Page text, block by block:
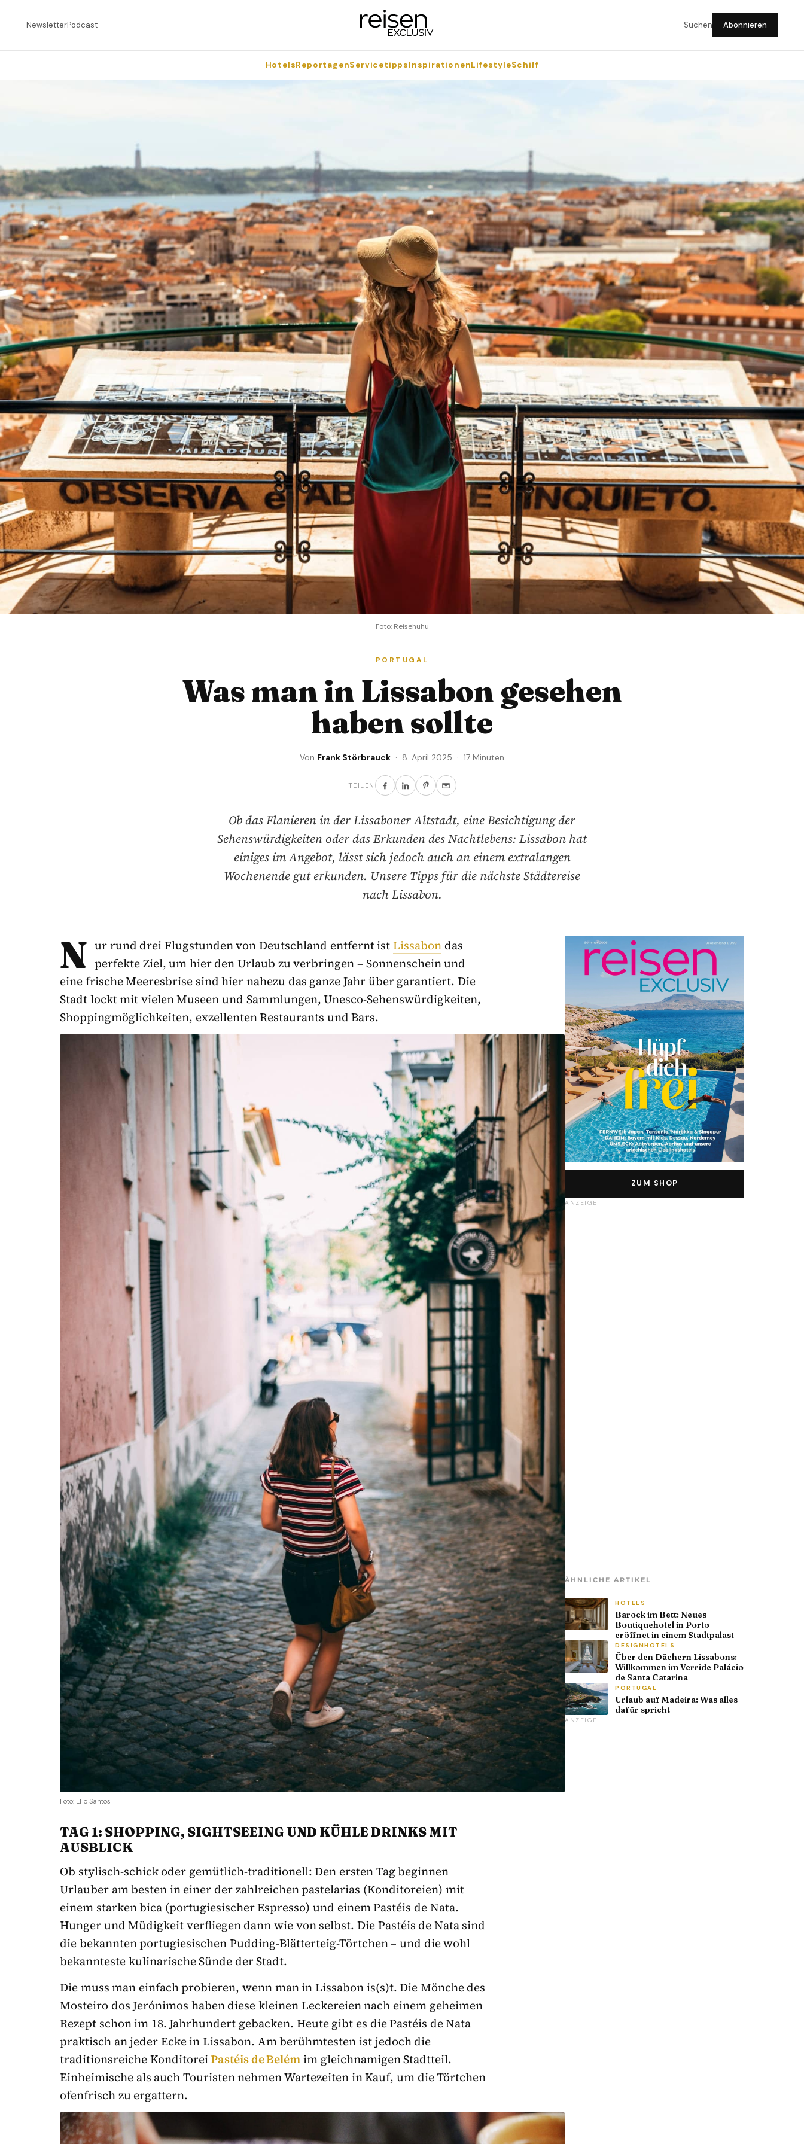
NewsletterPodcast Suchen Abonnieren
HotelsReportagenServicetippsInspirationenLifestyleSchiff
Foto: Reisehuhu
PORTUGAL
Was man in Lissabon gesehen
haben sollte
Von Frank Störbrauck · 8. April 2025 · 17 Minuten
TEILEN
Ob das Flanieren in der Lissaboner Altstadt, eine Besichtigung der
Sehenswürdigkeiten oder das Erkunden des Nachtlebens: Lissabon hat
einiges im Angebot, lässt sich jedoch auch an einem extralangen
Wochenende gut erkunden. Unsere Tipps für die nächste Städtereise
nach Lissabon.
N ur rund drei Flugstunden von Deutschland entfernt istLissabondas
perfekte Ziel, um hier den Urlaub zu verbringen – Sonnenschein und
eine frische Meeresbrise sind hier nahezu das ganze Jahr über garantiert. Die
Stadt lockt mit vielen Museen und Sammlungen, Unesco-Sehenswürdigkeiten,
Shoppingmöglichkeiten, exzellenten Restaurants und Bars.
Foto: Elio Santos
TAG 1: SHOPPING, SIGHTSEEING UND KÜHLE DRINKS MIT
AUSBLICK
Ob stylisch-schick oder gemütlich-traditionell: Den ersten Tag beginnen
Urlauber am besten in einer der zahlreichen pastelarias (Konditoreien) mit
einem starken bica (portugiesischer Espresso) und einem Pastéis de Nata.
Hunger und Müdigkeit verfliegen dann wie von selbst. Die Pastéis de Nata sind
die bekannten portugiesischen Pudding-Blätterteig-Törtchen – und die wohl
bekannteste kulinarische Sünde der Stadt.
Die muss man einfach probieren, wenn man in Lissabon is(s)t. Die Mönche des
Mosteiro dos Jerónimos haben diese kleinen Leckereien nach einem geheimen
Rezept schon im 18. Jahrhundert gebacken. Heute gibt es die Pastéis de Nata
praktisch an jeder Ecke in Lissabon. Am berühmtesten ist jedoch die
traditionsreiche KonditoreiPastéis de Belémim gleichnamigen Stadtteil.
Einheimische als auch Touristen nehmen Wartezeiten in Kauf, um die Törtchen
ofenfrisch zu ergattern.
ZUM SHOP
ANZEIGE
ÄHNLICHE ARTIKEL
HOTELS
Barock im Bett: Neues
Boutiquehotel in Porto
eröffnet in einem Stadtpalast
DESIGNHOTELS
Über den Dächern Lissabons:
Willkommen im Verride Palácio
de Santa Catarina
PORTUGAL
Urlaub auf Madeira: Was alles
dafür spricht
ANZEIGE